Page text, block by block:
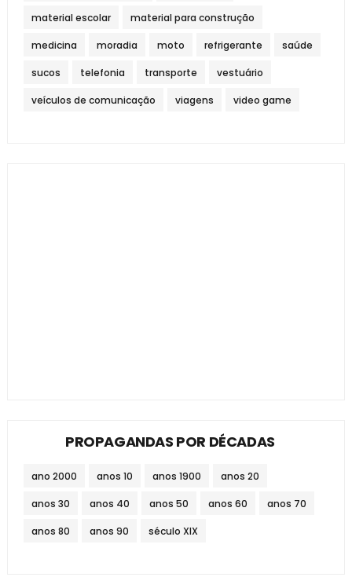
material escolar material para construção
medicina moradia moto refrigerante saúde
sucos telefonia transporte vestuário
veículos de comunicação viagens video game
PROPAGANDAS POR DÉCADAS
ano 2000 anos 10 anos 1900 anos 20
anos 30 anos 40 anos 50 anos 60 anos 70
anos 80 anos 90 século XIX